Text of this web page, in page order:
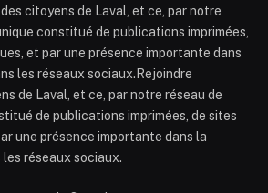
des citoyens de Laval, et ce, par notre
constitué de publications imprimées,
et par une présence importante dans
les réseaux sociaux.Rejoindre
de Laval, et ce, par notre réseau de
de publications imprimées, de sites
une présence importante dans la
réseaux sociaux.